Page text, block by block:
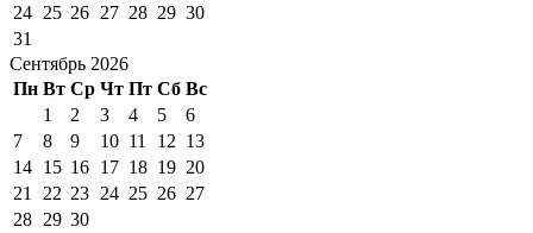
24 25 26 27 28 29 30
31
Сентябрь 2026
Пн Вт Ср Чт Пт Сб Вс
1
2 3 4 5
6
7
8 9 10 11 12 13
14 15 16 17 18 19 20
21
22 23 24 25 26 27
28 29 30